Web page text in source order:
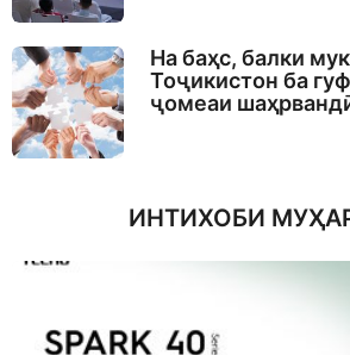
На баҳс, балки
Тоҷикистон ба
ҷомеаи
ИНТИХОБИ